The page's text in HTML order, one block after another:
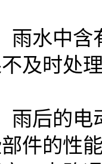
雨水中
及时处
雨后的
件的性